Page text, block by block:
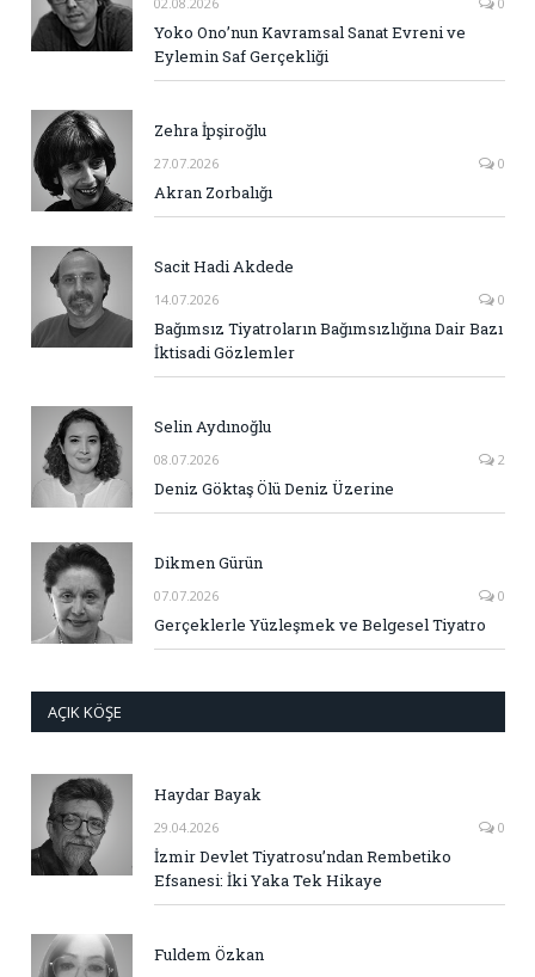
Yoko Ono’nun Kavramsal Sanat Evreni ve
Eylemin Saf Gerçekliği
Zehra İpşiroğlu
27.07.2026 0
Akran Zorbalığı
Sacit Hadi Akdede
14.07.2026 0
Bağımsız Tiyatroların Bağımsızlığına Dair Bazı
İktisadi Gözlemler
Selin Aydınoğlu
08.07.2026 2
Deniz Göktaş Ölü Deniz Üzerine
Dikmen Gürün
07.07.2026 0
Gerçeklerle Yüzleşmek ve Belgesel Tiyatro
AÇIK KÖŞE
Haydar Bayak
29.04.2026 0
İzmir Devlet Tiyatrosu’ndan Rembetiko
Efsanesi: İki Yaka Tek Hikaye
Fuldem Özkan